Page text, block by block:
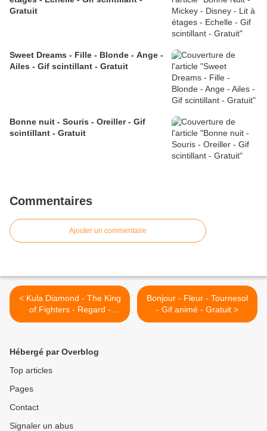
Gratuit
Sweet Dreams - Fille - Blonde - Ange -
Ailes - Gif scintillant - Gratuit
Bonne nuit - Souris - Oreiller - Gif
scintillant - Gratuit
Commentaires
Ajouter un commentaire
< Kula Diamond - The King
of Fighters - Regard -
Wallpaper - Free
Bonjour - Fleur - Tournesol
- Gif animé - Gratuit >
Hébergé par Overblog
Top articles
Pages
Contact
Signaler un abus